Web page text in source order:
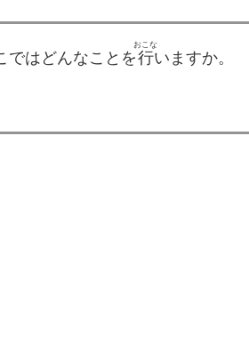
ではどんなことを行
おこな
いますか。